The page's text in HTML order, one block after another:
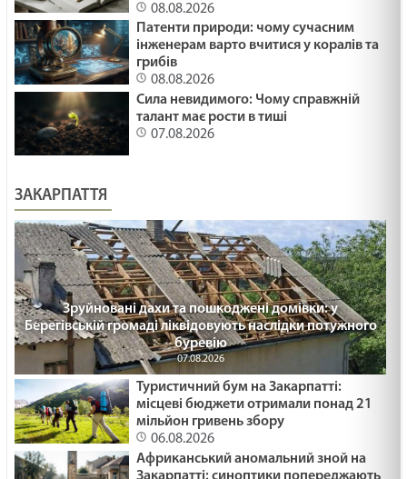
08.08.2026
Патенти природи: чому сучасним
інженерам варто вчитися у коралів та
грибів
08.08.2026
Сила невидимого: Чому справжній
талант має рости в тиші
07.08.2026
ЗАКАРПАТТЯ
Зруйновані дахи та пошкоджені домівки: у
Берегівській громаді ліквідовують наслідки потужного
буревію
07.08.2026
Туристичний бум на Закарпатті:
місцеві бюджети отримали понад 21
мільйон гривень збору
06.08.2026
Африканський аномальний зной на
Закарпатті: синоптики попереджають